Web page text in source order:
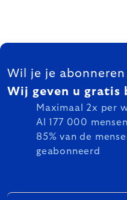
FOOTER
Wil je je
Wij geven u gratis
Maximaal 2x per
Al 177 000
85% van de
geabonneerd